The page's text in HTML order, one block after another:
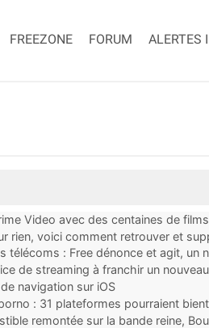
FREEZONE FORUM ALERTES
Video avec des centaines de
rien, voici comment retrouver et
télécoms : Free dénonce et agit, un
de streaming à franchir un
navigation sur iOS
: 31 plateformes pourraient
remontée sur la bande reine,